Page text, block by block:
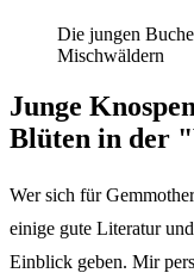
Die jungen
Mischwäldern
Junge
Blüten in der
Wer sich für
einige gute Literatur
Einblick geben. Mir